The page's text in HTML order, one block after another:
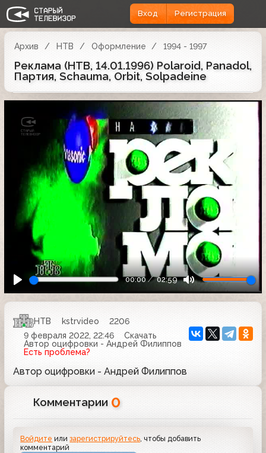
Вход Регистрация
Архив НТВ Оформление 1994 - 1997
Реклама (НТВ, 14.01.1996) Polaroid, Panadol,
Партия, Schauma, Orbit, Solpadeine
00:00 02:59
НТВ kstrvideo
2206
9 февраля 2022, 22:46
Скачать
Автор оцифровки - Андрей Филиппов
Есть проблема?
Автор оцифровки - Андрей Филиппов
Комментарии 0
Войдите илизарегистрируйтесь, чтобы добавить
комментарий